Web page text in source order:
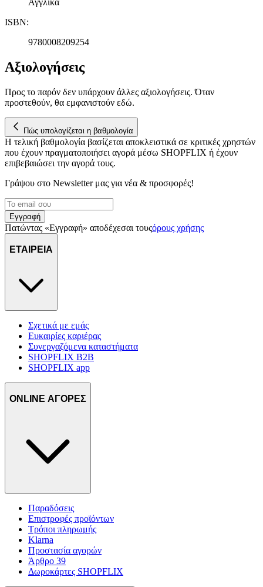
Αγγλικά
ISBN:
9780008209254
Αξιολογήσεις
Προς το παρόν δεν υπάρχουν άλλες αξιολογήσεις. Όταν
προστεθούν, θα εμφανιστούν εδώ.
Πώς υπολογίζεται η βαθμολογία
Η τελική βαθμολογία βασίζεται αποκλειστικά σε κριτικές χρηστών
που έχουν πραγματοποιήσει αγορά μέσω SHOPFLIX ή έχουν
επιβεβαιώσει την αγορά τους.
Γράψου στο Νewsletter μας για νέα & προσφορές!
Εγγραφή
Πατώντας «Εγγραφή» αποδέχεσαι τουςόρους χρήσης
ΕΤΑΙΡΕΙΑ
Σχετικά με εμάς
Ευκαιρίες καριέρας
Συνεργαζόμενα καταστήματα
SHOPFLIX B2B
SHOPFLIX app
ONLINE ΑΓΟΡΕΣ
Παραδόσεις
Επιστροφές προϊόντων
Τρόποι πληρωμής
Klarna
Προστασία αγορών
Άρθρο 39
Δωροκάρτες SHOPFLIX